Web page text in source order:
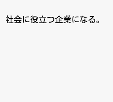
会に役立つ企業になる。